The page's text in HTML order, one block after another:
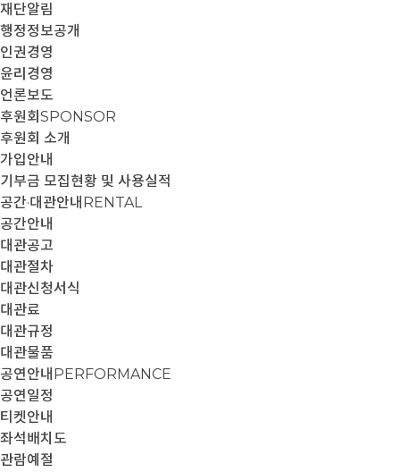
재단알림
행정정보공개
인권경영
윤리경영
언론보도
후원회 SPONSOR
후원회 소개
가입안내
기부금 모집현황 및 사용실적
공간·대관안내 RENTAL
공간안내
대관공고
대관절차
대관신청서식
대관료
대관규정
대관물품
공연안내 PERFORMANCE
공연일정
티켓안내
좌석배치도
관람예절